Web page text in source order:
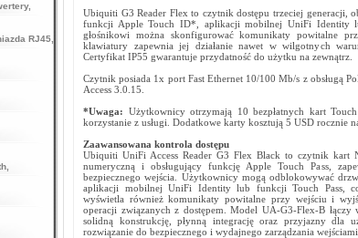
,
RJ45,
,
Ubiquiti G3 Reader Flex to czytnik dostępu trzeciej generacji,
funkcji Apple Touch ID*, aplikacji mobilnej UniFi Identity
głośnikowi można skonfigurować komunikaty powitalne
klawiatury zapewnia jej działanie nawet w wilgotnych
Certyfikat IP55 gwarantuje przydatność do użytku na zewnątrz.
Czytnik posiada 1x port Fast Ethernet 10/100 Mb/s z obsługą
Access 3.0.15.
*Uwaga: Użytkownicy otrzymają 10 bezpłatnych kart
korzystanie z usługi. Dodatkowe karty kosztują 5 USD rocznie
Zaawansowana kontrola dostępu
Ubiquiti UniFi Access Reader G3 Flex Black to czytnik kart
numeryczną i obsługujący funkcję Apple Touch Pass,
bezpiecznego wejścia. Użytkownicy mogą odblokowywać
aplikacji mobilnej UniFi Identity lub funkcji Touch Pass,
wyświetla również komunikaty powitalne przy wejściu i
operacji związanych z dostępem. Model UA-G3-Flex-B łączy
solidną konstrukcję, płynną integrację oraz przyjazny dla
rozwiązanie do bezpiecznego i wydajnego zarządzania wejściami.